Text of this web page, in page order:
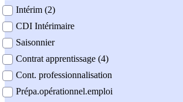
Intérim (2)
CDI Intérimaire
Saisonnier
Contrat apprentissage (4)
Cont. professionnalisation
Prépa.opérationnel.emploi